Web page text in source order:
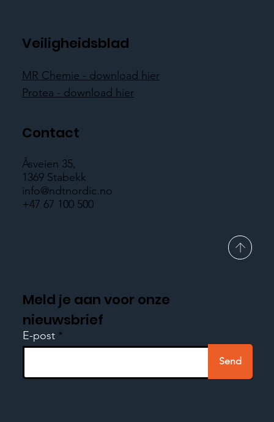
Veiligheidsblad
MR Chemie - download hier
Protea - download hier
Contact
Åsveien 35,
1369 Stabekk
info@ndtnordic.no
+47 67 100 500
Meld je aan voor onze
nieuwsbrief
E-post
Send